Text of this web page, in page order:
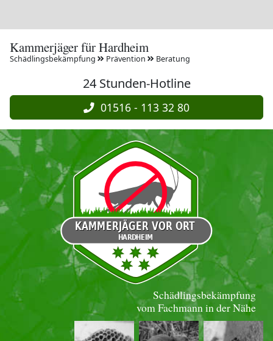
Kammerjäger für Hardheim
Schädlingsbekämpfung Prävention Beratung
24 Stunden-Hotline
01516 - 113 32 80
Schädlingsbekämpfung
vom Fachmann in der Nähe